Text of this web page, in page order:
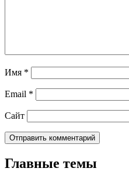
Имя *
Email *
Сайт
Главные темы